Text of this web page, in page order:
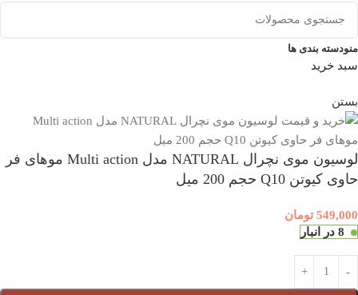
منودسته بندی ها
سبد خرید
بستن
لوسیون موی نچرال NATURAL مدل Multi action موهای فر
حاوی کیوتن Q10 حجم 200 میل
549,000 تومان
8 در انبار